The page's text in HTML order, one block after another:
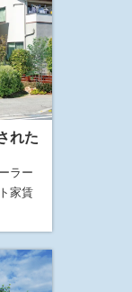
れた
ラー
家賃